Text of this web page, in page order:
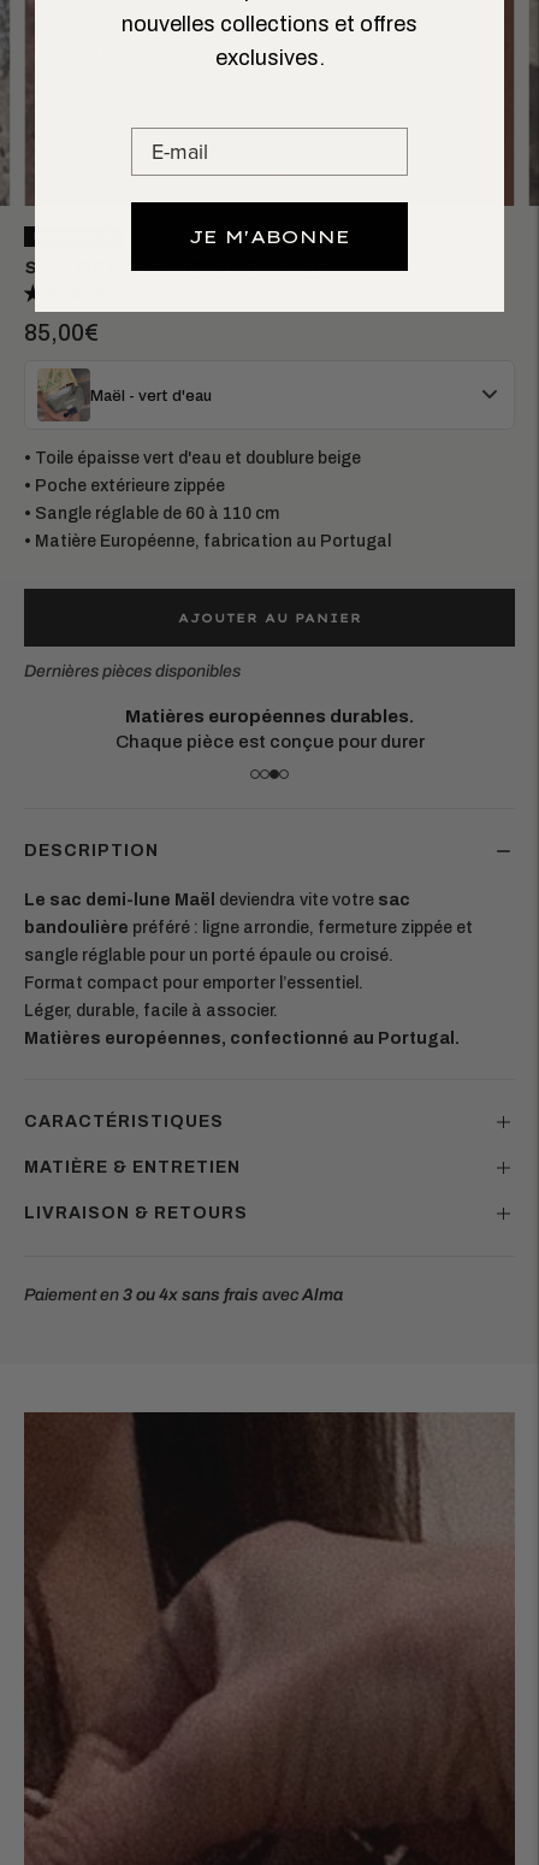
NOUVEAUTÉ
SAC DEMI-LUNE UNI MAËL
85,00€
Maël - vert d'eau
• Toile épaisse vert d'eau et doublure beige
• Poche extérieure zippée
• Sangle réglable de 60 à 110 cm
• Matière Européenne, fabrication au Portugal
AJOUTER AU PANIER
Dernières pièces disponibles
Une question ?Écrivez-nous
à l'adresse hello@recitem.fr
DESCRIPTION
Le sac demi-lune Maël deviendra vite votre sac
bandoulière préféré : ligne arrondie, fermeture zippée et
sangle réglable pour un porté épaule ou croisé.
Format compact pour emporter l’essentiel.
Léger, durable, facile à associer.
Matières européennes, confectionné au Portugal.
CARACTÉRISTIQUES
MATIÈRE & ENTRETIEN
LIVRAISON & RETOURS
Paiement en 3 ou 4x sans frais avecAlma
à
nouvelles collections et offres
exclusives.
JE M'ABONNE